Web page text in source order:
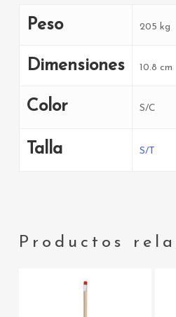
Peso 205 kg
Dimensiones 10.8 cm
Color S/C
Talla S/T
Productos